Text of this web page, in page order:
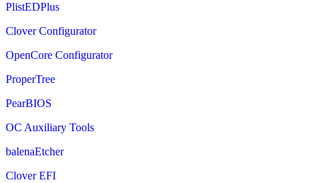
PlistEDPlus
Clover Configurator
OpenCore Configurator
ProperTree
PearBIOS
OC Auxiliary Tools
balenaEtcher
Clover EFI